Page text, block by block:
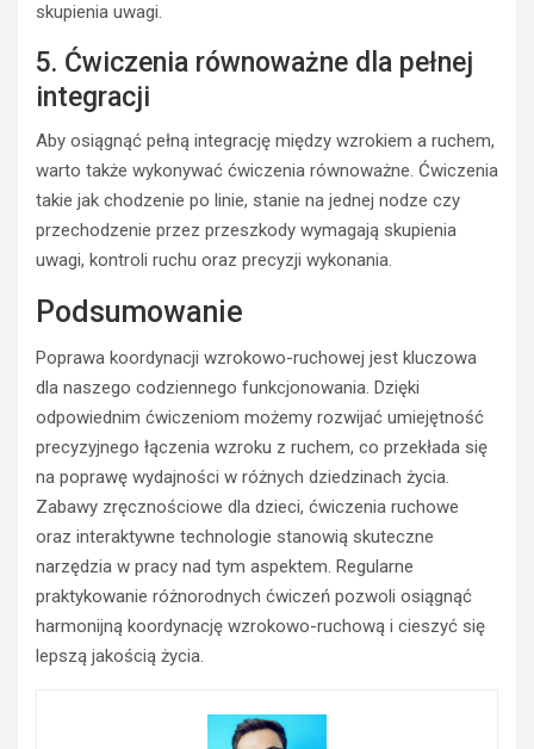
skupienia uwagi.
5. Ćwiczenia równoważne dla pełnej
integracji
Aby osiągnąć pełną integrację między wzrokiem a ruchem,
warto także wykonywać ćwiczenia równoważne. Ćwiczenia
takie jak chodzenie po linie, stanie na jednej nodze czy
przechodzenie przez przeszkody wymagają skupienia
uwagi, kontroli ruchu oraz precyzji wykonania.
Podsumowanie
Poprawa koordynacji wzrokowo-ruchowej jest kluczowa
dla naszego codziennego funkcjonowania. Dzięki
odpowiednim ćwiczeniom możemy rozwijać umiejętność
precyzyjnego łączenia wzroku z ruchem, co przekłada się
na poprawę wydajności w różnych dziedzinach życia.
Zabawy zręcznościowe dla dzieci, ćwiczenia ruchowe
oraz interaktywne technologie stanowią skuteczne
narzędzia w pracy nad tym aspektem. Regularne
praktykowanie różnorodnych ćwiczeń pozwoli osiągnąć
harmonijną koordynację wzrokowo-ruchową i cieszyć się
lepszą jakością życia.